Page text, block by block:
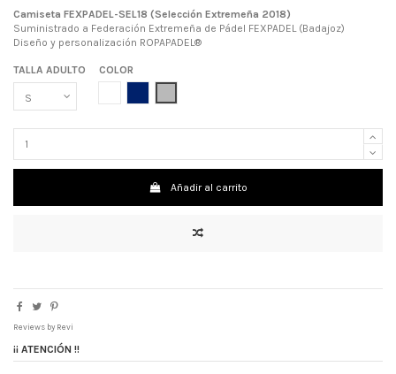
Camiseta FEXPADEL-SEL18 (Selección Extremeña 2018)
Suministrado a Federación Extremeña de Pádel FEXPADEL (Badajoz)
Diseño y personalización ROPAPADEL®
TALLA ADULTO
COLOR
Añadir al carrito
Reviews by Revi
¡¡ ATENCIÓN !!